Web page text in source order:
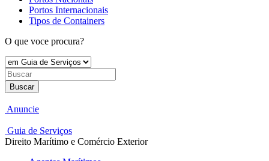
Portos Internacionais
Tipos de Containers
O que voce procura?
Buscar
Anuncie
Guia de Serviços
Direito Marítimo e Comércio Exterior